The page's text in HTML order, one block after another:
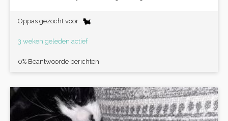
Oppas gezocht voor:
3 weken geleden actief
0% Beantwoorde berichten